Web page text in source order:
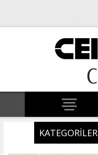
KATEGORILER